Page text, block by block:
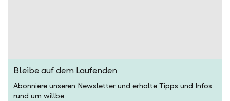
Bleibe auf dem Laufenden
Abonniere unseren Newsletter und erhalte Tipps und Infos
rund um willbe.